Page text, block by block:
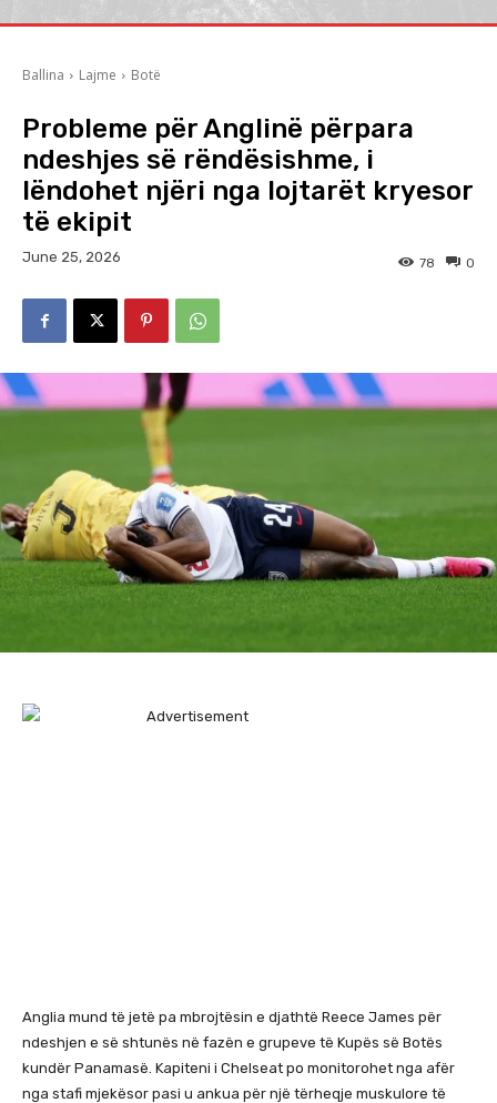
Ballina Lajme Botë
Probleme për Anglinë përpara
ndeshjes së rëndësishme, i
lëndohet njëri nga lojtarët kryesor
të ekipit
June 25, 2026 0
78
Anglia mund të jetë pa mbrojtësin e djathtë Reece James për
ndeshjen e së shtunës në fazën e grupeve të Kupës së Botës
kundër Panamasë. Kapiteni i Chelseat po monitorohet nga afër
nga stafi mjekësor pasi u ankua për një tërheqje muskulore të